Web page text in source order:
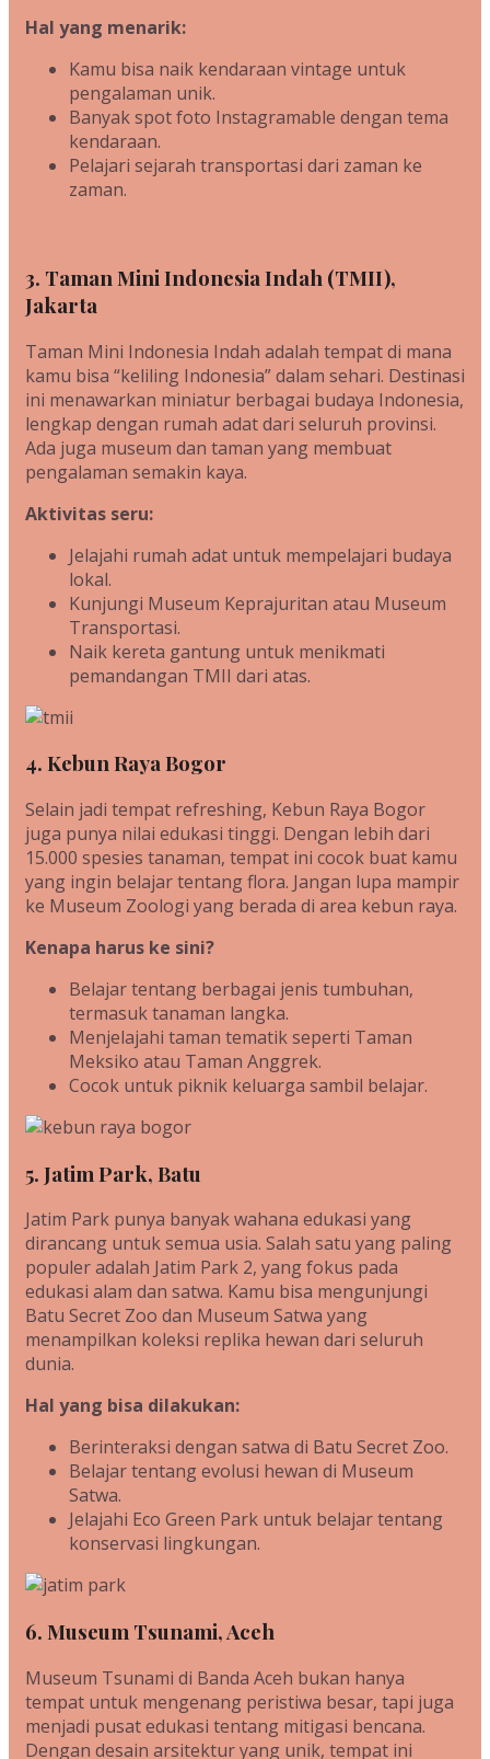
Hal yang menarik:
Kamu bisa naik kendaraan vintage untuk
pengalaman unik.
Banyak spot foto Instagramable dengan tema
kendaraan.
Pelajari sejarah transportasi dari zaman ke
zaman.
3. Taman Mini Indonesia Indah (TMII),
Jakarta
Taman Mini Indonesia Indah adalah tempat di mana
kamu bisa “keliling Indonesia” dalam sehari. Destinasi
ini menawarkan miniatur berbagai budaya Indonesia,
lengkap dengan rumah adat dari seluruh provinsi.
Ada juga museum dan taman yang membuat
pengalaman semakin kaya.
Aktivitas seru:
Jelajahi rumah adat untuk mempelajari budaya
lokal.
Kunjungi Museum Keprajuritan atau Museum
Transportasi.
Naik kereta gantung untuk menikmati
pemandangan TMII dari atas.
4. Kebun Raya Bogor
Selain jadi tempat refreshing, Kebun Raya Bogor
juga punya nilai edukasi tinggi. Dengan lebih dari
15.000 spesies tanaman, tempat ini cocok buat kamu
yang ingin belajar tentang flora. Jangan lupa mampir
ke Museum Zoologi yang berada di area kebun raya.
Kenapa harus ke sini?
Belajar tentang berbagai jenis tumbuhan,
termasuk tanaman langka.
Menjelajahi taman tematik seperti Taman
Meksiko atau Taman Anggrek.
Cocok untuk piknik keluarga sambil belajar.
5. Jatim Park, Batu
Jatim Park punya banyak wahana edukasi yang
dirancang untuk semua usia. Salah satu yang paling
populer adalah Jatim Park 2, yang fokus pada
edukasi alam dan satwa. Kamu bisa mengunjungi
Batu Secret Zoo dan Museum Satwa yang
menampilkan koleksi replika hewan dari seluruh
dunia.
Hal yang bisa dilakukan:
Berinteraksi dengan satwa di Batu Secret Zoo.
Belajar tentang evolusi hewan di Museum
Satwa.
Jelajahi Eco Green Park untuk belajar tentang
konservasi lingkungan.
6. Museum Tsunami, Aceh
Museum Tsunami di Banda Aceh bukan hanya
tempat untuk mengenang peristiwa besar, tapi juga
menjadi pusat edukasi tentang mitigasi bencana.
Dengan desain arsitektur yang unik, tempat ini